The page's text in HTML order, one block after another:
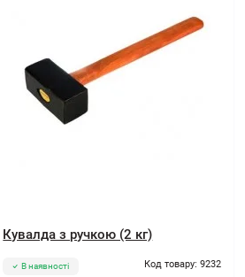
Кувалда з ручкою (2 кг)
В наявності Код товару: 9232